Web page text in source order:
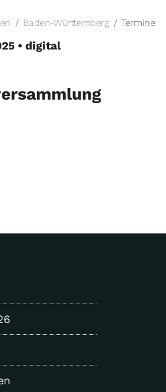
Baden-Württemberg Termine
• digital